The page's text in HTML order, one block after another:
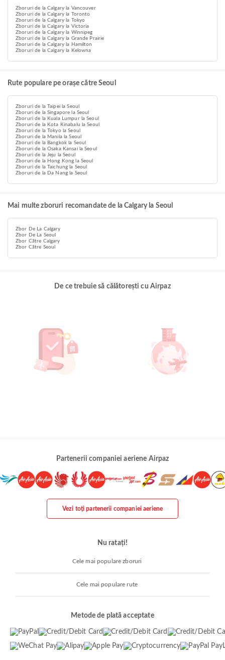
Zboruri de la Calgary la Vancouver
Zboruri de la Calgary la Toronto
Zboruri de la Calgary la Tokyo
Zboruri de la Calgary la Victoria
Zboruri de la Calgary la Winnipeg
Zboruri de la Calgary la Grande Prairie
Zboruri de la Calgary la Hamilton
Zboruri de la Calgary la Kelowna
Rute populare pe orașe către Seoul
Zboruri de la Taipei la Seoul
Zboruri de la Singapore la Seoul
Zboruri de la Kuala Lumpur la Seoul
Zboruri de la Kota Kinabalu la Seoul
Zboruri de la Tokyo la Seoul
Zboruri de la Manila la Seoul
Zboruri de la Bangkok la Seoul
Zboruri de la Osaka Kansai la Seoul
Zboruri de la Jeju la Seoul
Zboruri de la Hong Kong la Seoul
Zboruri de la Taichung la Seoul
Zboruri de la Da Nang la Seoul
Mai multe zboruri recomandate de la Calgary la Seoul
Zbor De La Calgary
Zbor De La Seoul
Zbor Către Calgary
Zbor Către Seoul
De ce trebuie să călătorești cu Airpaz
Partenerii companiei aeriene Airpaz
Vezi toți partenerii companiei aeriene
Nu ratați!
Cele mai populare zboruri
Cele mai populare rute
Metode de plată acceptate